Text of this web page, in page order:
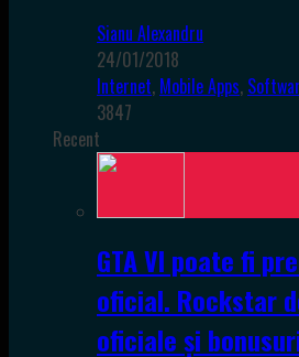
Sianu Alexandru
24/01/2018
Internet, Mobile Apps,
3847
Recent
GTA VI poate fi
oficial. Rockstar
oficiale și